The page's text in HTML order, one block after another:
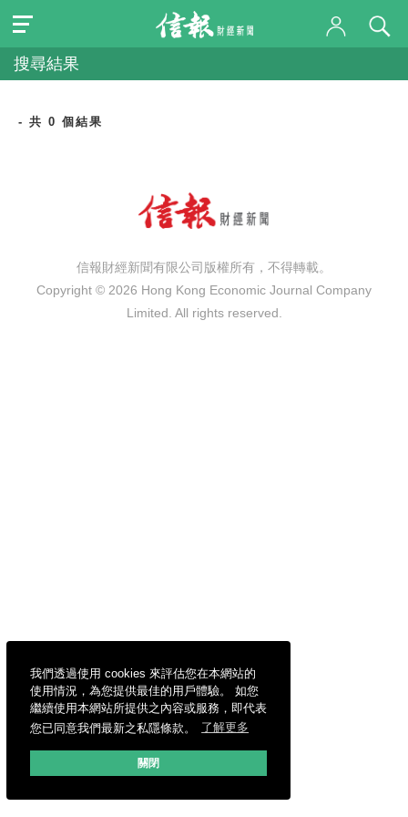
我們透過使用 cookies 來評估您在本網站的
使用情況，為您提供最佳的用戶體驗。 如您
繼續使用本網站所提供之內容或服務，即代表
您已同意我們最新之私隱條款。
了解更多
關閉
搜尋結果
- 共 0 個結果
信報財經新聞有限公司版權所有，不得轉載。
Copyright © 2026 Hong Kong Economic Journal Company
Limited. All rights reserved.